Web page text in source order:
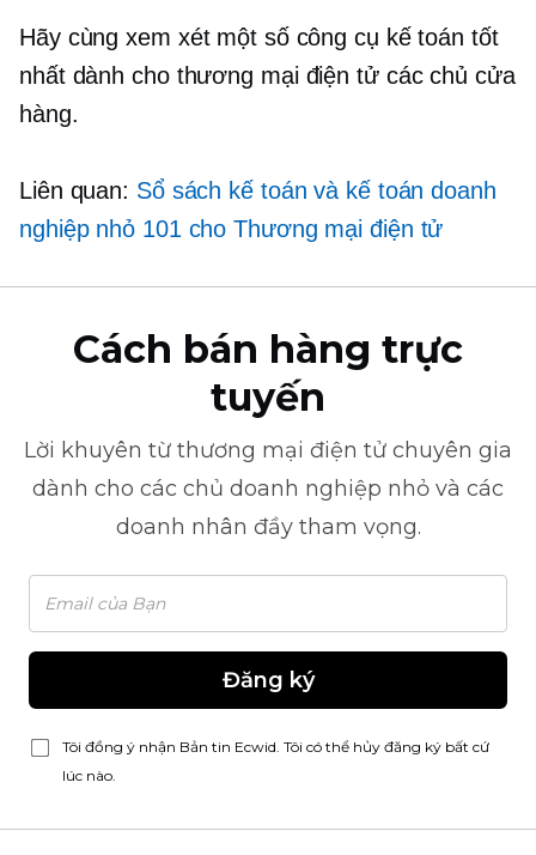
Hãy cùng xem xét một số công cụ kế toán tốt
nhất dành cho thương mại điện tửcác chủ cửa
hàng.
Liên quan: Sổ sách kế toán và kế toán doanh
nghiệp nhỏ 101 choThương mại điện tử
Cách bán hàng trực
tuyến
Lời khuyên từ thương mại điện tử chuyên gia
dành cho các chủ doanh nghiệp nhỏ và các
doanh nhân đầy tham vọng.
Đăng ký
Tôi đồng ý nhận Bản tin Ecwid. Tôi có thể hủy đăng ký bất cứ
lúc nào.